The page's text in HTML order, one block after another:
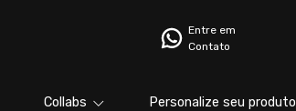
Entre em
Contato
Collabs Personalize seu produto